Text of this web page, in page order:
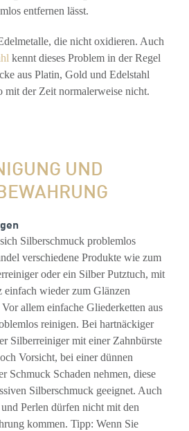
entfernen lässt.
die nicht oxidieren. Auch
kennt dieses Problem in der Regel
aus Platin, Gold und Edelstahl
mit der Zeit normalerweise nicht.
UND
Silberschmuck problemlos
verschiedene Produkte wie zum
oder ein Silber Putztuch, mit
einfach wieder zum Glänzen
allem einfache Gliederketten aus
reinigen. Bei hartnäckiger
Silberreiniger mit einer Zahnbürste
Vorsicht, bei einer dünnen
Schmuck Schaden nehmen, diese
Silberschmuck geeignet. Auch
Perlen dürfen nicht mit den
kommen. Tipp: Wenn Sie